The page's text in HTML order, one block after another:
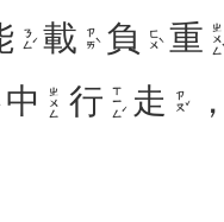
ㄋㄥˊ 載 ㄗㄞˋ 負 ㄈㄨˋ 重 ㄓㄨㄥˋ
中 ㄓㄨㄥ 行 ㄒㄧㄥˊ 走 ㄗㄡˇ ，